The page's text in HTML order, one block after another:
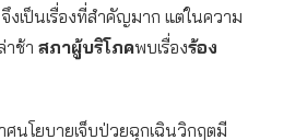
จึงเป็นเรื่องที่สำคัญมาก แต่ในความ
าช้า สภาผู้บริโภคพบเรื่องร้อง
นโยบายเจ็บป่วยฉุกเฉินวิกฤตมี